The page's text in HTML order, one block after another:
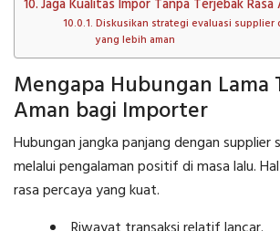
Jaga Kualitas Impor Tanpa Terjebak Rasa
Diskusikan strategi evaluasi supplier
yang lebih aman
Mengapa Hubungan Lama
Aman bagi Importer
Hubungan jangka panjang dengan supplier
melalui pengalaman positif di masa lalu.
rasa percaya yang kuat.